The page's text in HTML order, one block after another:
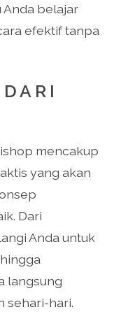
Anda belajar
efektif tanpa
mencakup
yang akan
Dari
Anda untuk
langsung
sehari-hari.